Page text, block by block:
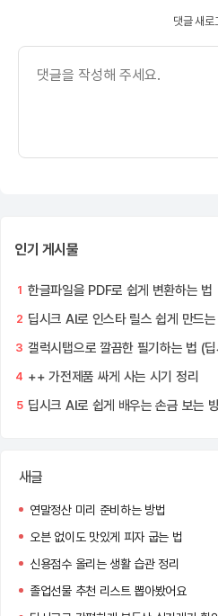
댓글 새로
인기 게시물
1 한글파일을 PDF로 쉽게 변환하는 법
2 딥시크 AI로 인스타 릴스 쉽게 만드는
3 갤럭시탭으로 깔끔한 필기하는 법 (
4 ++ 가전제품 싸게 사는 시기 정리
5 딥시크 AI로 쉽게 배우는 손금 보는
새글
연말정산 미리 준비하는 방법
오븐 없이도 맛있게 피자 굽는 법
신용점수 올리는 생활 습관 정리
졸업선물 추천 리스트 뽑아봤어요